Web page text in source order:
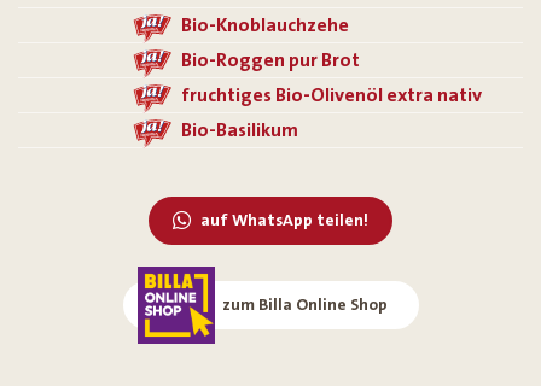
Bio-Knoblauchzehe
Bio-Roggen pur Brot
fruchtiges Bio-Olivenöl extra nativ
Bio-Basilikum
auf WhatsApp teilen!
zum Billa Online Shop